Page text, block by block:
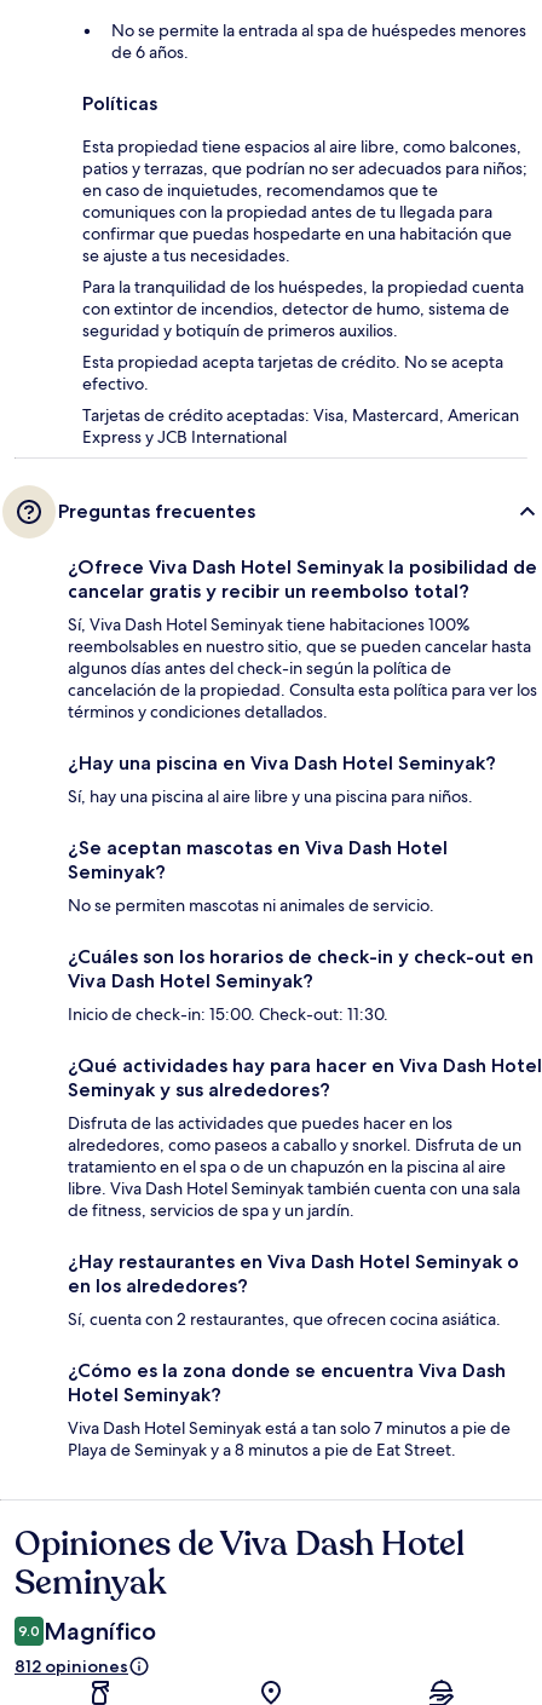
No se permite la entrada al spa de huéspedes menores
de 6 años.
Políticas
Esta propiedad tiene espacios al aire libre, como balcones,
patios y terrazas, que podrían no ser adecuados para niños;
en caso de inquietudes, recomendamos que te
comuniques con la propiedad antes de tu llegada para
confirmar que puedas hospedarte en una habitación que
se ajuste a tus necesidades.
Para la tranquilidad de los huéspedes, la propiedad cuenta
con extintor de incendios, detector de humo, sistema de
seguridad y botiquín de primeros auxilios.
Esta propiedad acepta tarjetas de crédito. No se acepta
efectivo.
Tarjetas de crédito aceptadas: Visa, Mastercard, American
Express y JCB International
Preguntas frecuentes
¿Ofrece Viva Dash Hotel Seminyak la posibilidad de
cancelar gratis y recibir un reembolso total?
Sí, Viva Dash Hotel Seminyak tiene habitaciones 100%
reembolsables en nuestro sitio, que se pueden cancelar hasta
algunos días antes del check-in según la política de
cancelación de la propiedad. Consulta esta política para ver los
términos y condiciones detallados.
¿Hay una piscina en Viva Dash Hotel Seminyak?
Sí, hay una piscina al aire libre y una piscina para niños.
¿Se aceptan mascotas en Viva Dash Hotel
Seminyak?
No se permiten mascotas ni animales de servicio.
¿Cuáles son los horarios de check-in y check-out en
Viva Dash Hotel Seminyak?
Inicio de check-in: 15:00. Check-out: 11:30.
¿Qué actividades hay para hacer en Viva Dash Hotel
Seminyak y sus alrededores?
Disfruta de las actividades que puedes hacer en los
alrededores, como paseos a caballo y snorkel. Disfruta de un
tratamiento en el spa o de un chapuzón en la piscina al aire
libre. Viva Dash Hotel Seminyak también cuenta con una sala
de fitness, servicios de spa y un jardín.
¿Hay restaurantes en Viva Dash Hotel Seminyak o
en los alrededores?
Sí, cuenta con 2 restaurantes, que ofrecen cocina asiática.
¿Cómo es la zona donde se encuentra Viva Dash
Hotel Seminyak?
Viva Dash Hotel Seminyak está a tan solo 7 minutos a pie de
Playa de Seminyak y a 8 minutos a pie de Eat Street.
Opiniones
Opiniones de Viva Dash Hotel
Seminyak
9.0 Magnífico
812 opiniones